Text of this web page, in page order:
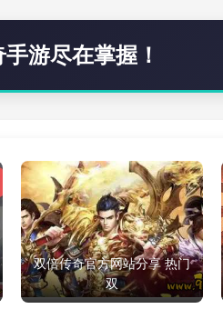
游尽在掌握！
双倍传奇官方网站分享 热门
双